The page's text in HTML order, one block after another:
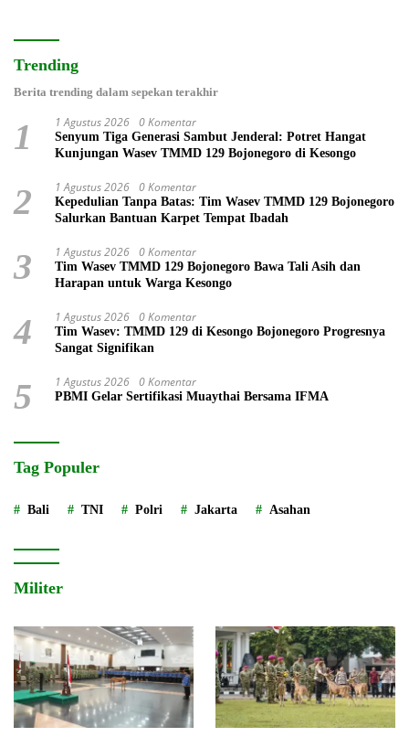
Trending
Berita trending dalam sepekan terakhir
1 1 Agustus 2026 0 Komentar
Senyum Tiga Generasi Sambut Jenderal: Potret Hangat
Kunjungan Wasev TMMD 129 Bojonegoro di Kesongo
2 1 Agustus 2026 0 Komentar
Kepedulian Tanpa Batas: Tim Wasev TMMD 129 Bojonegoro
Salurkan Bantuan Karpet Tempat Ibadah
3 1 Agustus 2026 0 Komentar
Tim Wasev TMMD 129 Bojonegoro Bawa Tali Asih dan
Harapan untuk Warga Kesongo
4 1 Agustus 2026 0 Komentar
Tim Wasev: TMMD 129 di Kesongo Bojonegoro Progresnya
Sangat Signifikan
5 1 Agustus 2026 0 Komentar
PBMI Gelar Sertifikasi Muaythai Bersama IFMA
Tag Populer
Bali TNI Polri Jakarta Asahan
Militer